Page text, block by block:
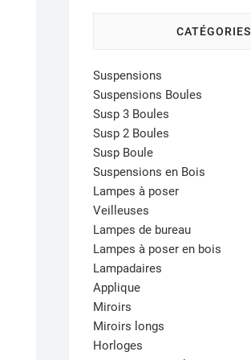
CATÉGORIES
Suspensions
Suspensions Boules
Susp 3 Boules
Susp 2 Boules
Susp Boule
Suspensions en Bois
Lampes à poser
Veilleuses
Lampes de bureau
Lampes à poser en bois
Lampadaires
Applique
Miroirs
Miroirs longs
Horloges